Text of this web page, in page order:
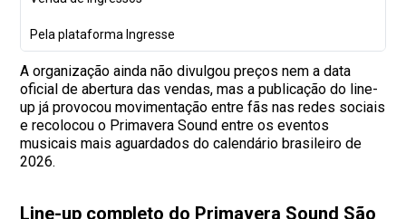
Pela plataforma Ingresse
A organização ainda não divulgou preços nem a data
oficial de abertura das vendas, mas a publicação do line-
up já provocou movimentação entre fãs nas redes sociais
e recolocou o Primavera Sound entre os eventos
musicais mais aguardados do calendário brasileiro de
2026.
Line-up completo do Primavera Sound São